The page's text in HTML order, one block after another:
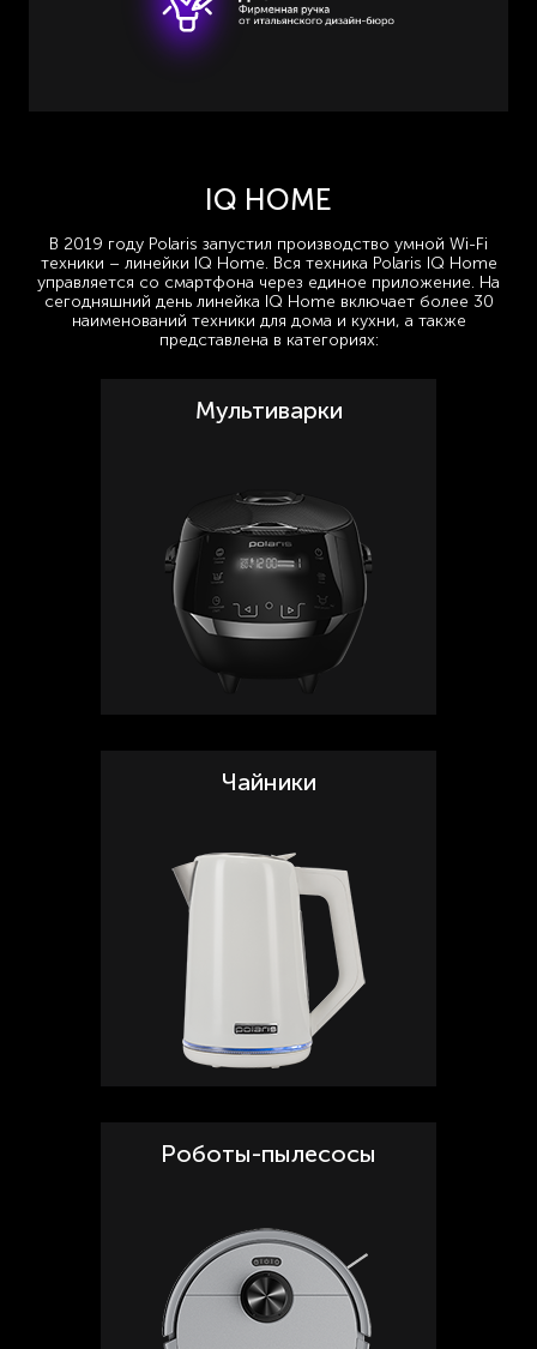
IQ HOME
В 2019 году Polaris запустил производство умной Wi-Fi
техники – линейки IQ Home. Вся техника Polaris IQ Home
управляется со смартфона через единое приложение. На
сегодняшний день линейка IQ Home включает более 30
наименований техники для дома и кухни, а также
представлена в категориях:
Мультиварки
Чайники
Роботы-пылесосы